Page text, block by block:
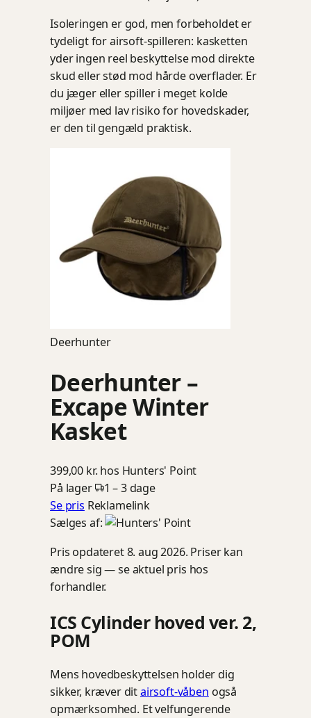
Isoleringen er god, men forbeholdet er
tydeligt for airsoft-spilleren: kasketten
yder ingen reel beskyttelse mod direkte
skud eller stød mod hårde overflader. Er
du jæger eller spiller i meget kolde
miljøer med lav risiko for hovedskader,
er den til gengæld praktisk.
Deerhunter
Deerhunter –
Excape Winter
Kasket
399,00 kr. hos Hunters' Point
På lager
1 – 3 dage
Se pris Reklamelink
Sælges af:
Pris opdateret 8. aug 2026. Priser kan
ændre sig — se aktuel pris hos
forhandler.
ICS Cylinder hoved ver. 2,
POM
Mens hovedbeskyttelsen holder dig
sikker, kræver ditairsoft-våben også
opmærksomhed. Et velfungerende